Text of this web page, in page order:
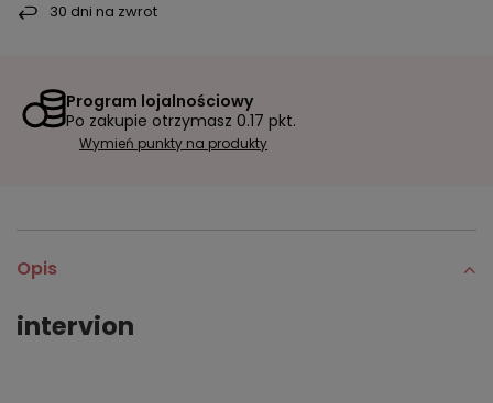
30 dni na zwrot
Program lojalnościowy
Po zakupie otrzymasz 0.17 pkt.
Wymień punkty na produkty
Opis
intervion